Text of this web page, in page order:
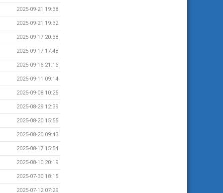
2025-09-21 19:38
2025-09-21 19:32
2025-09-17 20:38
2025-09-17 17:48
2025-09-16 21:16
2025-09-11 09:14
2025-09-08 10:25
2025-08-29 12:39
2025-08-20 15:55
2025-08-20 09:43
2025-08-17 15:54
2025-08-10 20:19
2025-07-30 18:15
2025-07-12 07:29